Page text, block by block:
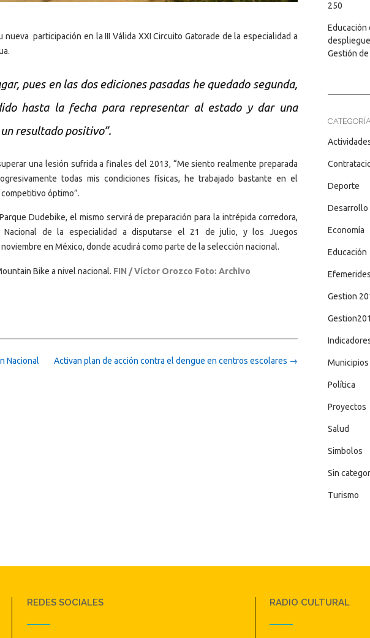
participación en la III Válida XXI Circuito Gatorade de la especialidad a
pues en las dos ediciones pasadas he quedado segunda,
hasta la fecha para representar al estado y dar una
resultado positivo”.
una lesión sufrida a finales del 2013, “Me siento realmente preparada
todas mis condiciones físicas, he trabajado bastante en el
óptimo”.
Dudebike, el mismo servirá de preparación para la intrépida corredora,
de la especialidad a disputarse el 21 de julio, y los Juegos
en México, donde acudirá como parte de la selección nacional.
Bike a nivel nacional. FIN / Víctor Orozco Foto: Archivo
Activan plan de acción contra el dengue en centros escolares →
Nacional
250
Educación
Gestión de
Deporte
Desarrollo
Economía
Educación
Efemerides
Gestion
Municipios
Política
Proyectos
Salud
Simbolos
Sin
Turismo
REDES SOCIALES RADIO CULTURAL